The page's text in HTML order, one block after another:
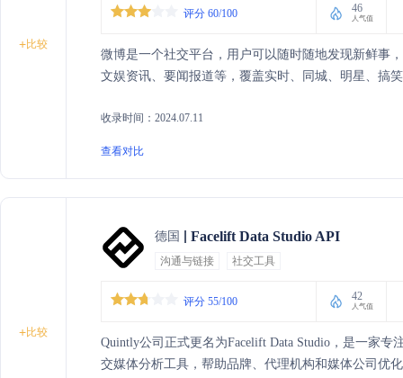
+比较
评分 60/100 46
人气值
微博是一个社交平台，用户可以随时随地发现新鲜事
文娱资讯、要闻报道等，覆盖实时、同城、明星、搞
收录时间：2024.07.11
查看对比
+比较
德国 Facelift Data Studio API
沟通与链接 社交工具
评分 55/100 42
人气值
Quintly公司正式更名为Facelift Data Studio，是一家
交媒体分析工具，帮助品牌、代理机构和媒体公司优